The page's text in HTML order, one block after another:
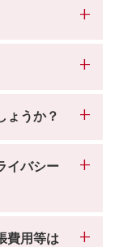
ょうか？
イバシー
費用等は